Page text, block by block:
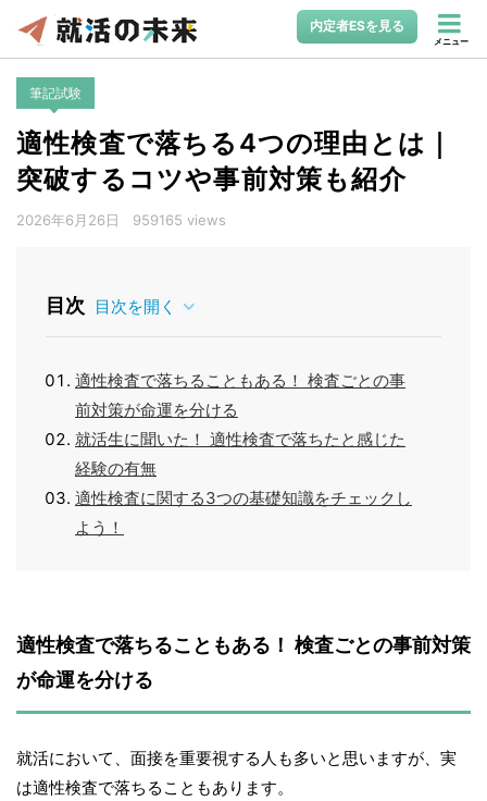
内定者ESを見る
メニュー
筆記試験
適性検査で落ちる4つの理由とは｜
突破するコツや事前対策も紹介
2026年6月26日 959165 views
目次 目次を開く
適性検査で落ちることもある！ 検査ごとの事
前対策が命運を分ける
就活生に聞いた！ 適性検査で落ちたと感じた
経験の有無
適性検査に関する3つの基礎知識をチェックし
よう！
適性検査で落ちることもある！ 検査ごとの事前対策
が命運を分ける
就活において、面接を重要視する人も多いと思いますが、実
は適性検査で落ちることもあります。